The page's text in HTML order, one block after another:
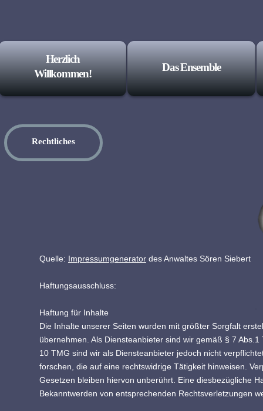
Herzlich
Willkommen!
Das Ensemble
Rechtliches
Quelle: Impressumgenerator des Anwaltes Sören Siebert
Haftungsausschluss:
Haftung für Inhalte
Die Inhalte unserer Seiten wurden mit größter Sorgfalt
übernehmen. Als Diensteanbieter sind wir gemäß § 7
10 TMG sind wir als Diensteanbieter jedoch nicht
forschen, die auf eine rechtswidrige Tätigkeit hinweisen.
Gesetzen bleiben hiervon unberührt. Eine diesbezügliche
Bekanntwerden von entsprechenden Rechtsverletzungen